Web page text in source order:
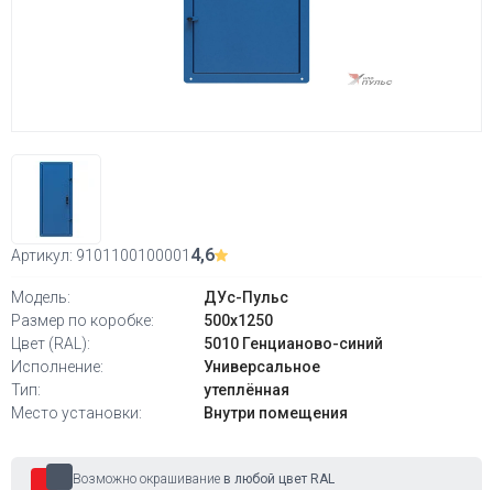
Артикул: 9101100100001 4,6
Модель:
ДУс-Пульс
Размер по коробке:
500х1250
Цвет (RAL):
5010 Генцианово-синий
Исполнение:
Универсальное
Тип:
утеплённая
Место установки:
Внутри помещения
Возможно окрашивание в любой цвет RAL